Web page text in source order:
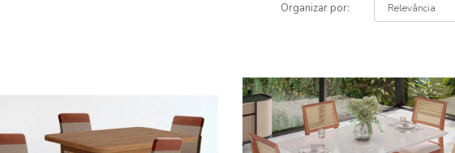
Organizar por: